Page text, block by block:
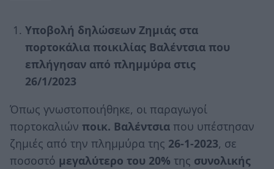
Υποβολή δηλώσεων Ζημιάς στα
πορτοκάλια ποικιλίας Βαλέντσια που
επλήγησαν από πλημμύρα στις
26/1/2023
Όπως γνωστοποιήθηκε, οι παραγωγοί
πορτοκαλιών ποικ. Βαλέντσια που υπέστησαν
ζημιές από την πλημμύρα της 26-1-2023, σε
ποσοστό μεγαλύτερο του 20% της συνολικής